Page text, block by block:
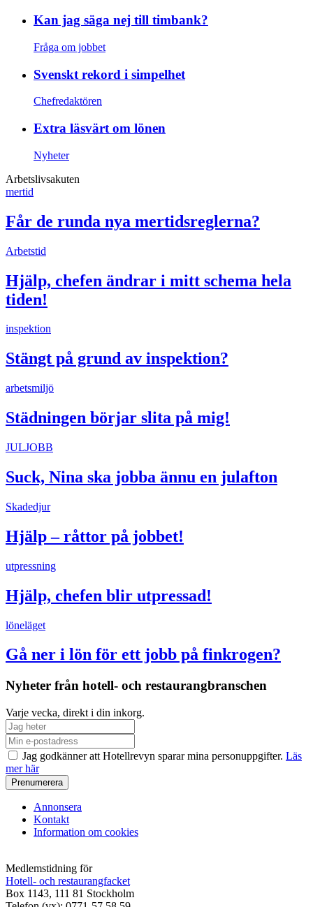
Kan jag säga nej till timbank?
Fråga om jobbet
Svenskt rekord i simpelhet
Chefredaktören
Extra läsvärt om lönen
Nyheter
Arbetslivsakuten
mertid
Får de runda nya mertidsreglerna?
Arbetstid
Hjälp, chefen ändrar i mitt schema hela
tiden!
inspektion
Stängt på grund av inspektion?
arbetsmiljö
Städningen börjar slita på mig!
JULJOBB
Suck, Nina ska jobba ännu en julafton
Skadedjur
Hjälp – råttor på jobbet!
utpressning
Hjälp, chefen blir utpressad!
löneläget
Gå ner i lön för ett jobb på finkrogen?
Nyheter från hotell- och restaurangbranschen
Varje vecka, direkt i din inkorg.
Jag godkänner att Hotellrevyn sparar mina personuppgifter. Läs
mer här
Annonsera
Kontakt
Information om cookies
Medlemstidning för
Hotell- och restaurangfacket
Box 1143, 111 81 Stockholm